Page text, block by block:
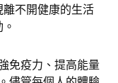
離不開健康的生活
免疫力、提高能量